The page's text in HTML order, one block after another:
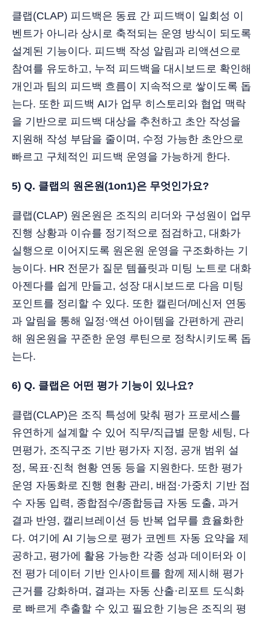
클랩(CLAP) 피드백은 동료 간 피드백이 일회성 이
벤트가 아니라 상시로 축적되는 운영 방식이 되도록
설계된 기능이다. 피드백 작성 알림과 리액션으로
참여를 유도하고, 누적 피드백을 대시보드로 확인해
개인과 팀의 피드백 흐름이 지속적으로 쌓이도록 돕
는다. 또한 피드백 AI가 업무 히스토리와 협업 맥락
을 기반으로 피드백 대상을 추천하고 초안 작성을
지원해 작성 부담을 줄이며, 수정 가능한 초안으로
빠르고 구체적인 피드백 운영을 가능하게 한다.
5) Q. 클랩의 원온원(1on1)은 무엇인가요?
클랩(CLAP) 원온원은 조직의 리더와 구성원이 업무
진행 상황과 이슈를 정기적으로 점검하고, 대화가
실행으로 이어지도록 원온원 운영을 구조화하는 기
능이다. HR 전문가 질문 템플릿과 미팅 노트로 대화
아젠다를 쉽게 만들고, 성장 대시보드로 다음 미팅
포인트를 정리할 수 있다. 또한 캘린더/메신저 연동
과 알림을 통해 일정·액션 아이템을 간편하게 관리
해 원온원을 꾸준한 운영 루틴으로 정착시키도록 돕
는다.
6) Q. 클랩은 어떤 평가 기능이 있나요?
클랩(CLAP)은 조직 특성에 맞춰 평가 프로세스를
유연하게 설계할 수 있어 직무/직급별 문항 세팅, 다
면평가, 조직구조 기반 평가자 지정, 공개 범위 설
정, 목표·진척 현황 연동 등을 지원한다. 또한 평가
운영 자동화로 진행 현황 관리, 배점·가중치 기반 점
수 자동 입력, 종합점수/종합등급 자동 도출, 과거
결과 반영, 캘리브레이션 등 반복 업무를 효율화한
다. 여기에 AI 기능으로 평가 코멘트 자동 요약을 제
공하고, 평가에 활용 가능한 각종 성과 데이터와 이
전 평가 데이터 기반 인사이트를 함께 제시해 평가
근거를 강화하며, 결과는 자동 산출·리포트 도식화
로 빠르게 추출할 수 있고 필요한 기능은 조직의 평